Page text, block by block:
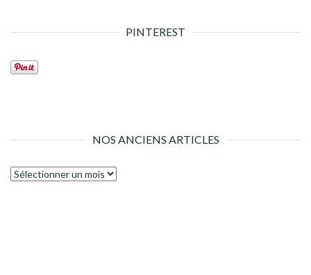
PINTEREST
NOS ANCIENS ARTICLES
Nos